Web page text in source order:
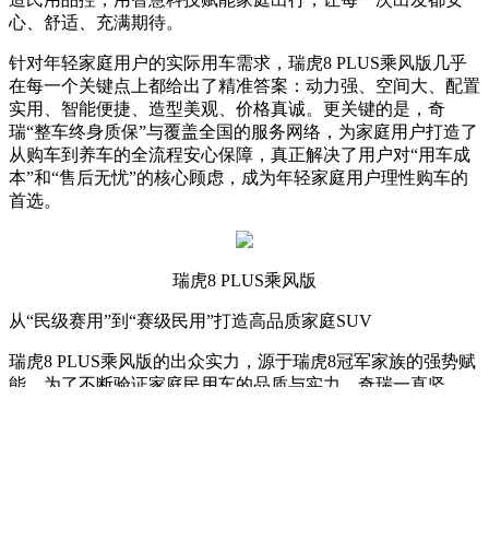
心、舒适、充满期待。
针对年轻家庭用户的实际用车需求，瑞虎8 PLUS乘风版几乎
在每一个关键点上都给出了精准答案：动力强、空间大、配置
实用、智能便捷、造型美观、价格真诚。更关键的是，奇
瑞“整车终身质保”与覆盖全国的服务网络，为家庭用户打造了
从购车到养车的全流程安心保障，真正解决了用户对“用车成
本”和“售后无忧”的核心顾虑，成为年轻家庭用户理性购车的
首选。
瑞虎8 PLUS乘风版
从“民级赛用”到“赛级民用”打造高品质家庭SUV
瑞虎8 PLUS乘风版的出众实力，源于瑞虎8冠军家族的强势赋
能。为了不断验证家庭民用车的品质与实力，奇瑞一直坚